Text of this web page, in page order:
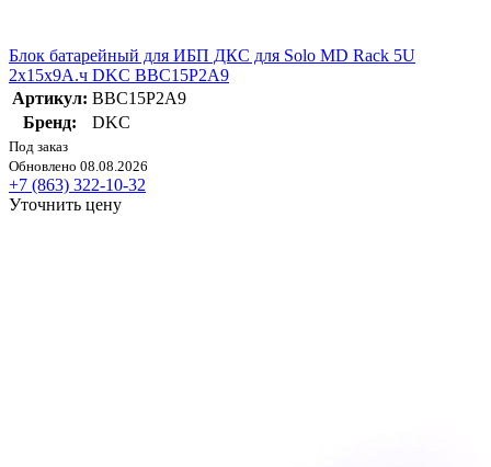
Блок батарейный для ИБП ДКС для Solo MD Rack 5U
2х15х9А.ч DKC BBC15P2A9
Артикул: BBC15P2A9
Бренд:
DKC
Под заказ
Обновлено 08.08.2026
+7 (863) 322-10-32
Уточнить цену